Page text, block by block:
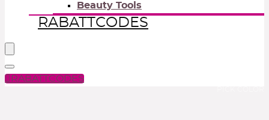
Beauty Tools
RABATTCODES
RABATTCODES